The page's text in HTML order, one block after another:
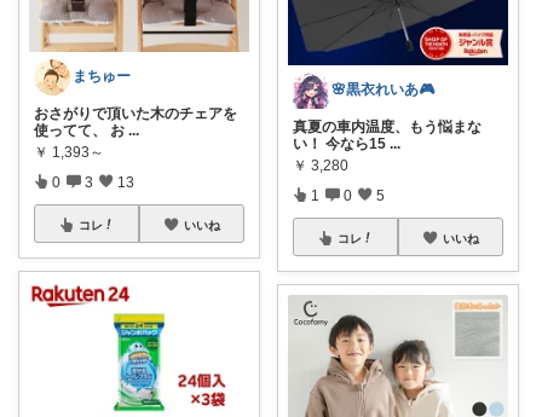
まちゅー
おさがりで頂いた木のチェアを
使ってて、 お ...
￥ 1,393～
0 3 13
コレ いいね
🌸黒衣れいあ🎮
真夏の車内温度、もう悩まな
い！ 今なら15 ...
￥ 3,280
1 0 5
コレ いいね